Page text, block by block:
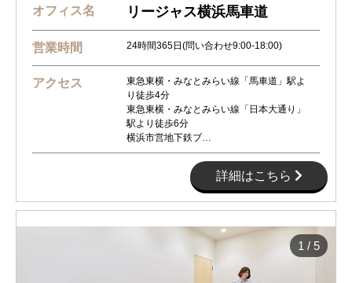
オフィス名 リージャス横浜馬車道
営業時間 24時間365日(問い合わせ9:00-18:00)
アクセス
東急東横・みなとみらい線「馬車道」駅よ
り徒歩4分
東急東横・みなとみらい線「日本大通り」
駅より徒歩6分
横浜市営地下鉄ブ…
詳細はこちら
1 / 5